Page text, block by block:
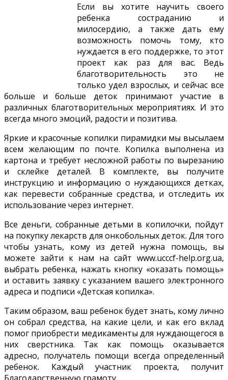
Если вы хотите научить своего
ребенка состраданию и
милосердию, а также дать ему
возможность помочь тому, кто
нуждается в его поддержке, то этот
проект как раз для вас. Ведь
благотворительность это не
только удел взрослых, и сейчас все
больше и больше деток принимают участие в
различных благотворительных мероприятиях. И это
всегда много эмоций, радости и позитива.
Яркие и красочные копилки пирамидки мы высылаем
всем желающим по почте. Копилка выполнена из
картона и требует несложной работы по вырезанию
и склейке деталей. В комплекте, вы получите
инструкцию и информацию о нуждающихся детках,
как перевести собранные средства, и отследить их
использование через интернет.
Все деньги, собранные детьми в копилочки, пойдут
на покупку лекарств для онкобольных деток. Для того
чтобы узнать, кому из детей нужна помощь, вы
можете зайти к нам на сайт www.ucccf-help.org.ua,
выбрать ребенка, нажать кнопку «оказать помощь»
и оставить заявку с указанием вашего электронного
адреса и подписи «Детская копилка».
Таким образом, ваш ребенок будет знать, кому лично
он собрал средства, на какие цели, и как его вклад
помог приобрести медикаменты для нуждающегося в
них сверстника. Так как помощь оказывается
адресно, получатель помощи всегда определенный
ребенок. Каждый участник проекта, получит